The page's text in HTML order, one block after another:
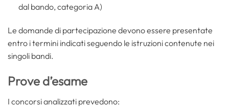
dal bando, categoria A)
Le domande di partecipazione devono essere presentate
entro i termini indicati seguendo le istruzioni contenute nei
singoli bandi.
Prove d’esame
I concorsi analizzati prevedono: